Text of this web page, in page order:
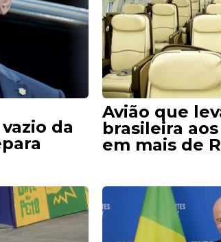
da
Avião que
brasileira
em mais de